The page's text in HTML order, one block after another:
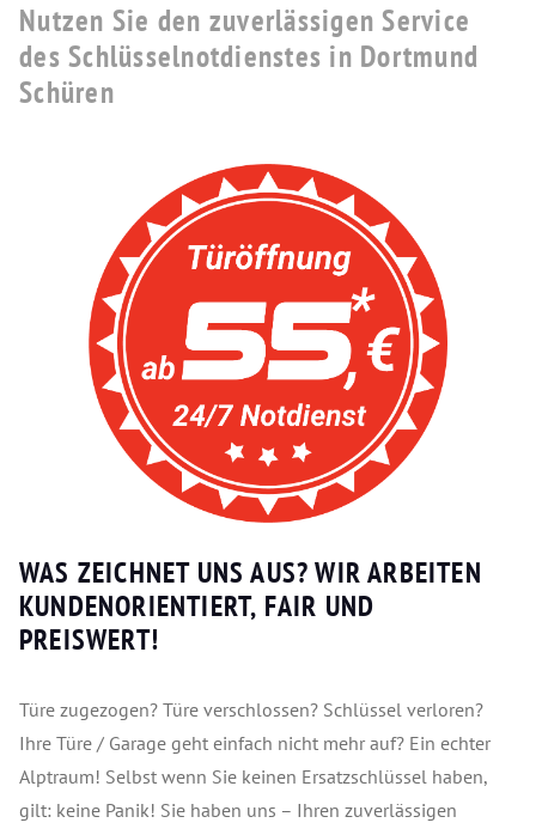
Nutzen Sie den zuverlässigen Service
des Schlüsselnotdienstes in Dortmund
Schüren
WAS ZEICHNET UNS AUS? WIR ARBEITEN
KUNDENORIENTIERT, FAIR UND
PREISWERT!
Türe zugezogen? Türe verschlossen? Schlüssel verloren?
Ihre Türe / Garage geht einfach nicht mehr auf? Ein echter
Alptraum! Selbst wenn Sie keinen Ersatzschlüssel haben,
gilt: keine Panik! Sie haben uns – Ihren zuverlässigen